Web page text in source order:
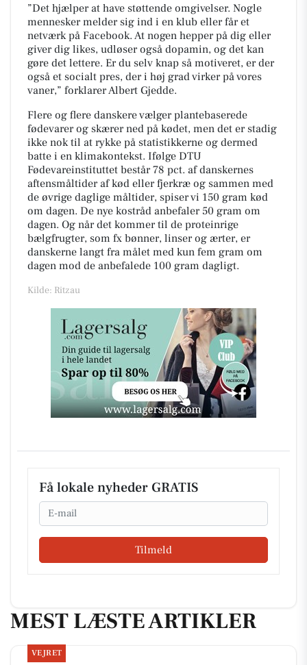
”Det hjælper at have støttende omgivelser. Nogle
mennesker melder sig ind i en klub eller får et
netværk på Facebook. At nogen hepper på dig eller
giver dig likes, udløser også dopamin, og det kan
gøre det lettere. Er du selv knap så motiveret, er der
også et socialt pres, der i høj grad virker på vores
vaner,” forklarer Albert Gjedde.
Flere og flere danskere vælger plantebaserede
fødevarer og skærer ned på kødet, men det er stadig
ikke nok til at rykke på statistikkerne og dermed
batte i en klimakontekst. Ifølge DTU
Fødevareinstituttet består 78 pct. af danskernes
aftensmåltider af kød eller fjerkræ og sammen med
de øvrige daglige måltider, spiser vi 150 gram kød
om dagen. De nye kostråd anbefaler 50 gram om
dagen. Og når det kommer til de proteinrige
bælgfrugter, som fx bønner, linser og ærter, er
danskerne langt fra målet med kun fem gram om
dagen mod de anbefalede 100 gram dagligt.
Kilde: Ritzau
Få lokale nyheder GRATIS
Email
Tilmeld
MEST LÆSTE ARTIKLER
VEJRET